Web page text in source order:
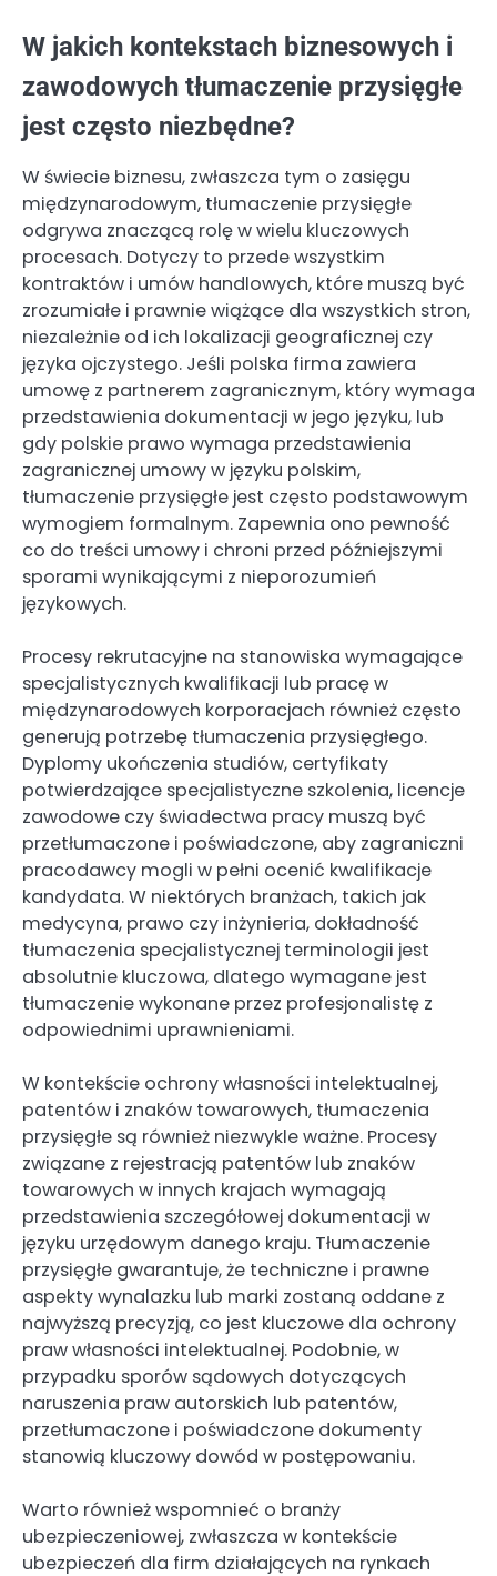
W jakich kontekstach biznesowych i
zawodowych tłumaczenie przysięgłe
jest często niezbędne?
W świecie biznesu, zwłaszcza tym o zasięgu
międzynarodowym, tłumaczenie przysięgłe
odgrywa znaczącą rolę w wielu kluczowych
procesach. Dotyczy to przede wszystkim
kontraktów i umów handlowych, które muszą być
zrozumiałe i prawnie wiążące dla wszystkich stron,
niezależnie od ich lokalizacji geograficznej czy
języka ojczystego. Jeśli polska firma zawiera
umowę z partnerem zagranicznym, który wymaga
przedstawienia dokumentacji w jego języku, lub
gdy polskie prawo wymaga przedstawienia
zagranicznej umowy w języku polskim,
tłumaczenie przysięgłe jest często podstawowym
wymogiem formalnym. Zapewnia ono pewność
co do treści umowy i chroni przed późniejszymi
sporami wynikającymi z nieporozumień
językowych.
Procesy rekrutacyjne na stanowiska wymagające
specjalistycznych kwalifikacji lub pracę w
międzynarodowych korporacjach również często
generują potrzebę tłumaczenia przysięgłego.
Dyplomy ukończenia studiów, certyfikaty
potwierdzające specjalistyczne szkolenia, licencje
zawodowe czy świadectwa pracy muszą być
przetłumaczone i poświadczone, aby zagraniczni
pracodawcy mogli w pełni ocenić kwalifikacje
kandydata. W niektórych branżach, takich jak
medycyna, prawo czy inżynieria, dokładność
tłumaczenia specjalistycznej terminologii jest
absolutnie kluczowa, dlatego wymagane jest
tłumaczenie wykonane przez profesjonalistę z
odpowiednimi uprawnieniami.
W kontekście ochrony własności intelektualnej,
patentów i znaków towarowych, tłumaczenia
przysięgłe są również niezwykle ważne. Procesy
związane z rejestracją patentów lub znaków
towarowych w innych krajach wymagają
przedstawienia szczegółowej dokumentacji w
języku urzędowym danego kraju. Tłumaczenie
przysięgłe gwarantuje, że techniczne i prawne
aspekty wynalazku lub marki zostaną oddane z
najwyższą precyzją, co jest kluczowe dla ochrony
praw własności intelektualnej. Podobnie, w
przypadku sporów sądowych dotyczących
naruszenia praw autorskich lub patentów,
przetłumaczone i poświadczone dokumenty
stanowią kluczowy dowód w postępowaniu.
Warto również wspomnieć o branży
ubezpieczeniowej, zwłaszcza w kontekście
ubezpieczeń dla firm działających na rynkach